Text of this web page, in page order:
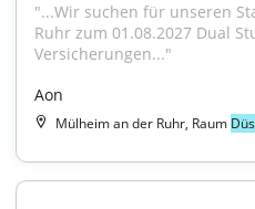
"...Wir suchen für unseren
Ruhr zum 01.08.2027 Dual
Versicherungen..."
Aon
Mülheim an der Ruhr, Raum